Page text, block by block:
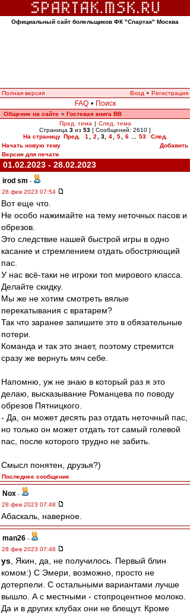
Официальный сайт болельщиков ФК "Спартак" Москва
Полная версия Вход • Регистрация
FAQ • Поиск
Общение на сайте » Гостевая книга ВВ
Пред. тема | След. тема
Страница 3 из 53 [ Сообщений: 2610 ]
На страницу Пред. 1 2 3, 4 5 6 53
След.
Начать новую тему
Добавить
Версия для печати
01.02.2023 - 28.02.2023
irod sm -
28 фев 2023 07:54
Вот еще что.
Не особо нажимайте на тему неточных пасов и
обрезов.
Это следствие нашей быстрой игры в одно
касание и стремлением отдать обостряющий
пас.
У нас всё-таки не игроки топ мирового класса.
Делайте скидку.
Мы же не хотим смотреть вялые
перекатывания с вратарем?
Так что заранее запишите это в обязательные
потери.
Команда и так это знает, поэтому стремится
сразу же вернуть мяч себе.
Напомню, уж не знаю в который раз я это
делаю, высказывание Романцева по поводу
обрезов Пятницкого.
- Да, он может десять раз отдать неточный пас,
но только он может отдать тот самый голевой
пас, после которого трудно не забить.
Смысл понятен, друзья?)
Последнее сообщение
Nox -
28 фев 2023 07:48
Абаскаль, наверное.
man26 -
28 фев 2023 07:46
ys , Якин, да, не получилось. Первый блин
комом:) С Эмери, возможно, просто не
дотерпели. С остальными вариантами лучше
вышло. А с местными - стопроцентное молоко.
Да и в других клубах они не блещут. Кроме